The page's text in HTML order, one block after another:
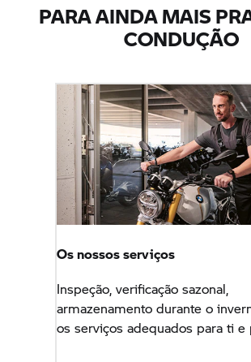
PARA AINDA MAIS
CONDUÇÃO
Os nossos serviços
Inspeção, verificação sazonal,
armazenamento durante o
os serviços adequados para ti e